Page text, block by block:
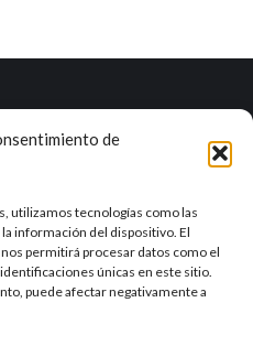
de
utilizamos tecnologías como las
información del dispositivo. El
permitirá procesar datos como el
únicas en este sitio.
puede afectar negativamente a
experiencia en el ciclo
la industria, la agricultura, el
de Sevilla
Sevilla